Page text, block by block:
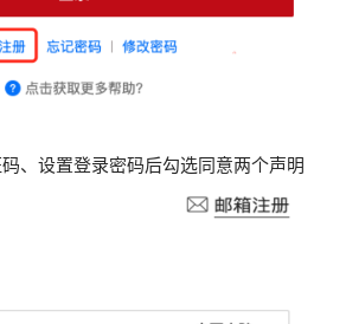
、设置登录密码后勾选同意两个声明